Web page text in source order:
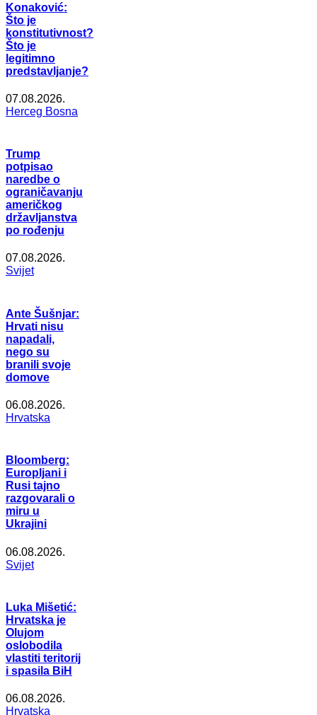
Konaković:
Što je
konstitutivnost?
Što je
legitimno
predstavljanje?
07.08.2026.
Herceg Bosna
Trump
potpisao
naredbe o
ograničavanju
američkog
državljanstva
po rođenju
07.08.2026.
Svijet
Ante Šušnjar:
Hrvati nisu
napadali,
nego su
branili svoje
domove
06.08.2026.
Hrvatska
Bloomberg:
Europljani i
Rusi tajno
razgovarali o
miru u
Ukrajini
06.08.2026.
Svijet
Luka Mišetić:
Hrvatska je
Olujom
oslobodila
vlastiti teritorij
i spasila BiH
06.08.2026.
Hrvatska